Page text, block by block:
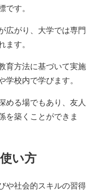
す。
広がり、大学では専門
す。
育方法に基づいて実施
校内で学びます。
める場でもあり、友人
を築くことができま
い方
や社会的スキルの習得